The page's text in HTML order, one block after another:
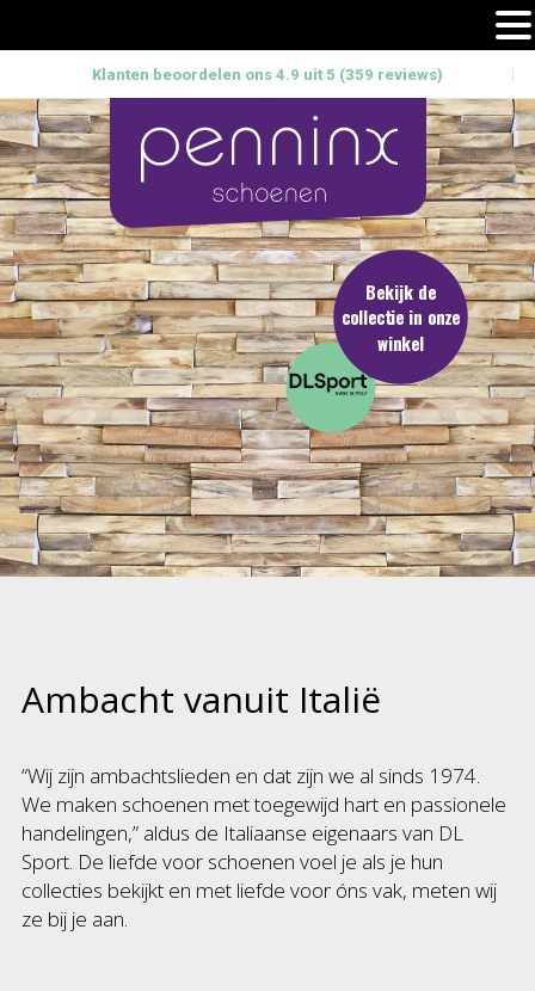
Klanten beoordelen ons 4.9 uit 5 (359 reviews)
Bekijk de
collectie in onze
winkel
Ambacht vanuit Italië
“Wij zijn ambachtslieden en dat zijn we al sinds 1974.
We maken schoenen met toegewijd hart en passionele
handelingen,” aldus de Italiaanse eigenaars van DL
Sport. De liefde voor schoenen voel je als je hun
collecties bekijkt en met liefde voor óns vak, meten wij
ze bij je aan.